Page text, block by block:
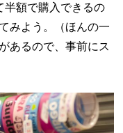
半額で購入できるの
みよう。（ほんの一
あるので、事前にス